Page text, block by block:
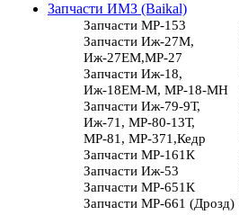
Запчасти ИМЗ (Baikal)
Запчасти МР-153
Запчасти Иж-27М,
Иж-27ЕМ,МР-27
Запчасти Иж-18,
Иж-18ЕМ-М, МР-18-МН
Запчасти Иж-79-9Т,
Иж-71, МР-80-13Т,
МР-81, МР-371,Кедр
Запчасти МР-161К
Запчасти Иж-53
Запчасти МР-651К
Запчасти МР-661 (Дрозд)